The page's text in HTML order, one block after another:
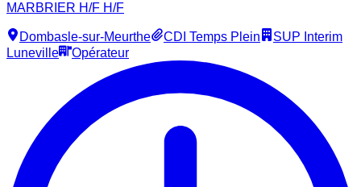
MARBRIER H/F H/F
Dombasle-sur-Meurthe CDI Temps Plein
SUP Interim
Luneville
Opérateur